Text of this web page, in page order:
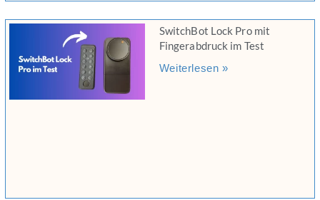
SwitchBot Lock Pro mit
Fingerabdruck im Test
Weiterlesen »